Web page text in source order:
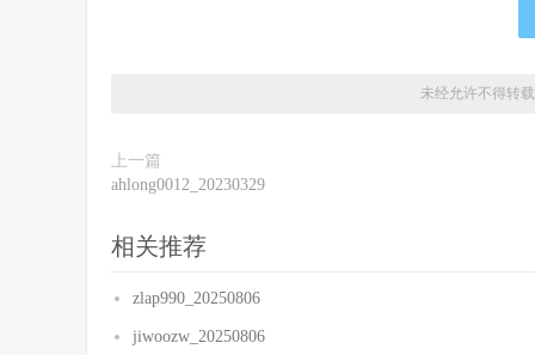
未经允许不得转
上一篇
ahlong0012_20230329
相关推荐
zlap990_20250806
jiwoozw_20250806